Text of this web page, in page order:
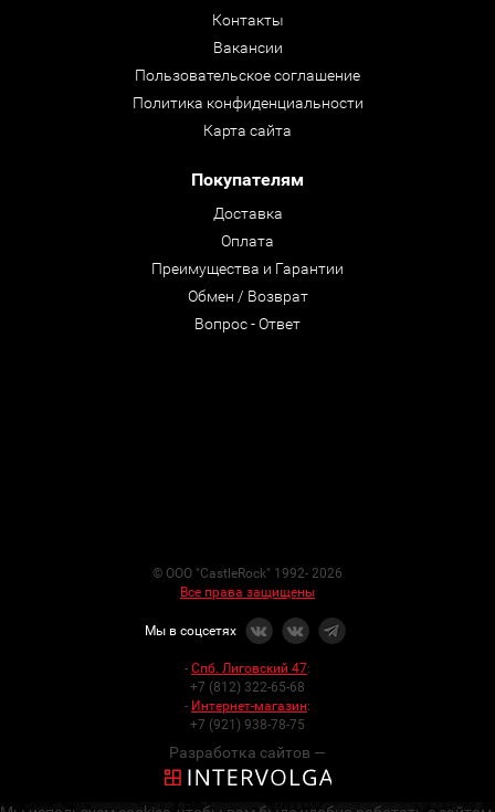
Контакты
Вакансии
Пользовательское соглашение
Политика конфиденциальности
Карта сайта
Покупателям
Доставка
Оплата
Преимущества и Гарантии
Обмен / Возврат
Вопрос - Ответ
© ООО "CastleRock" 1992- 2026
Все права защищены
Мы в соцсетях
- Спб. Лиговский 47:
+7 (812) 322-65-68
- Интернет-магазин:
+7 (921) 938-78-75
Разработка сайтов —